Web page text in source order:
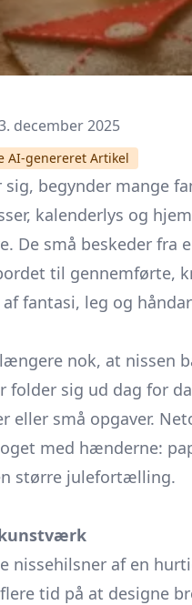
december 2025
AI-genereret Artikel
begynder mange
kalenderlys og
De små beskeder
til gennemførte,
fantasi, leg og
nok, at nissen
sig ud dag for
eller små opgaver.
med hænderne:
større julefortælling.
nissehilsner af en
tid på at designe